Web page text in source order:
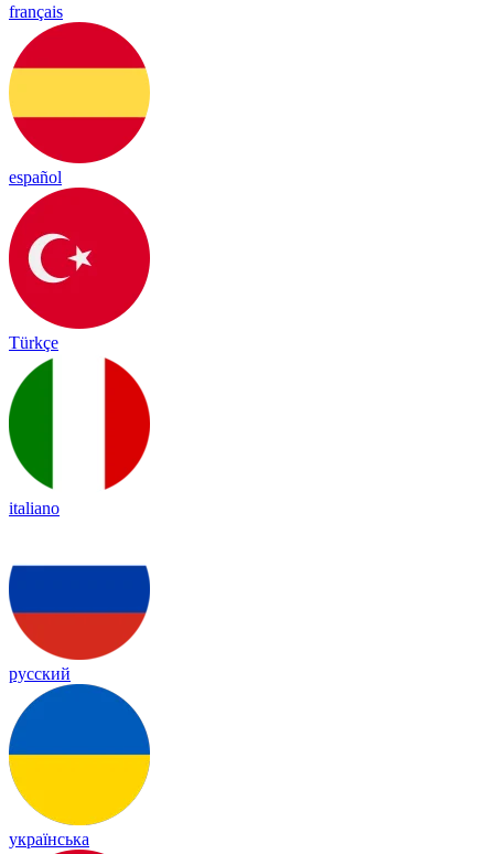
français
español
Türkçe
italiano
русский
українська